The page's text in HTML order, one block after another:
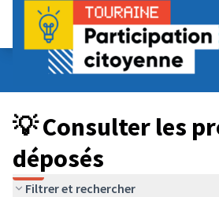
Budget Participatif JEUNESSE 2024
💡 Consulter les projets déposés
💡 Consulter les
déposés
Filtrer et rechercher